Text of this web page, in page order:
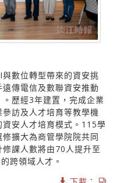
與數位轉型帶來的資安挑
傳電信及數聯資安推動
歷經3年建置，完成企業
訪及人才培育等教學機
安人才培育模式。115學
擴大為商管學院院共同
課人數將由70人提升至
跨領域人才。